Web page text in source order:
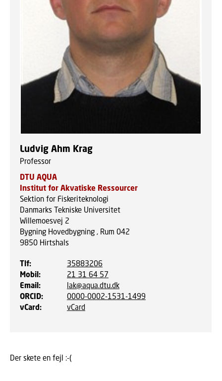
Ludvig Ahm Krag
Professor
DTU AQUA
Institut for Akvatiske Ressourcer
Sektion for Fiskeriteknologi
Danmarks Tekniske Universitet
Willemoesvej 2
Bygning Hovedbygning , Rum 042
9850 Hirtshals
Tlf:
35883206
Mobil:
21 31 64 57
Email:
lak@aqua.dtu.dk
ORCID:
0000-0002-1531-1499
vCard: vCard
Der skete en fejl :-(